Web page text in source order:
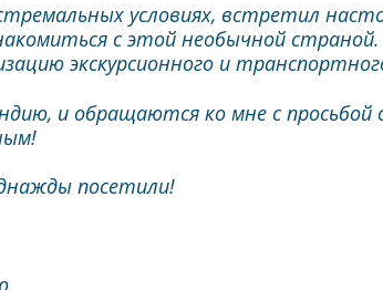
условиях, встретил
с этой необычной
экскурсионного и
и обращаются ко мне с просьбой
посетили!